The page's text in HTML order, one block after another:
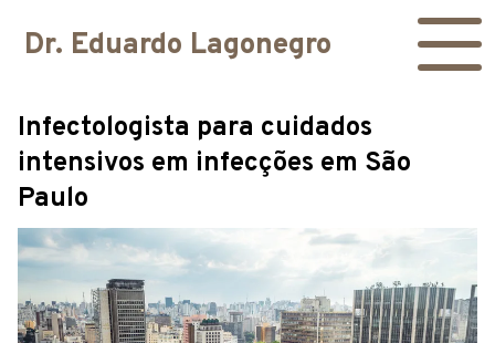
Dr. Eduardo Lagonegro
Infectologista para cuidados
intensivos em infecções em São
Paulo